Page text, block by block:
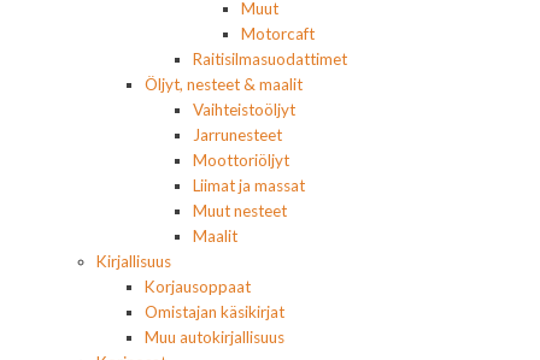
Muut
Motorcaft
Raitisilmasuodattimet
Öljyt, nesteet & maalit
Vaihteistoöljyt
Jarrunesteet
Moottoriöljyt
Liimat ja massat
Muut nesteet
Maalit
Kirjallisuus
Korjausoppaat
Omistajan käsikirjat
Muu autokirjallisuus